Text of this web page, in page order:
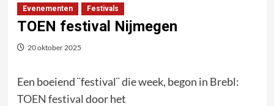
Evenementen Festivals
TOEN festival Nijmegen
20 oktober 2025
Een boeiend ¨festival¨ die week, begon in Brebl:
TOEN festival door het